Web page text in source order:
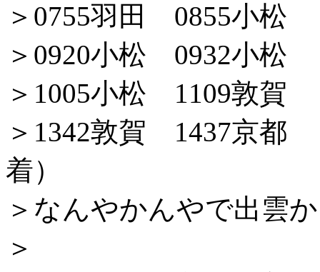
＞0755羽田 0855小松
＞0920小松 0932小松
＞1005小松 1109敦賀
＞1342敦賀 1437京都
着）
＞なんやかんやで出雲
＞